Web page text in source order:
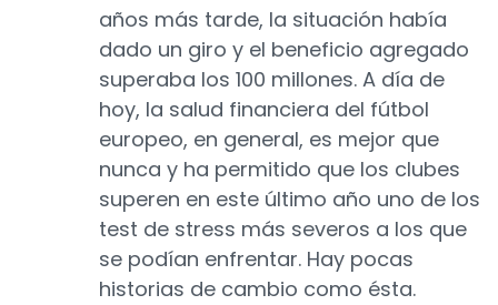
años más tarde, la situación había
dado un giro y el beneficio agregado
superaba los 100 millones. A día de
hoy, la salud financiera del fútbol
europeo, en general, es mejor que
nunca y ha permitido que los clubes
superen en este último año uno de los
test de stress más severos a los que
se podían enfrentar. Hay pocas
historias de cambio como ésta.